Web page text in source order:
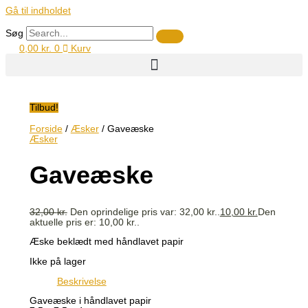
Gå til indholdet
Søg
0,00 kr. 0 Kurv
Tilbud!
Forside/ Æsker/ Gaveæske
Æsker
Gaveæske
32,00kr. Den oprindelige pris var: 32,00 kr.. 10,00 kr. Den
aktuelle pris er: 10,00 kr..
Æske beklædt med håndlavet papir
Ikke på lager
Beskrivelse
Gaveæske i håndlavet papir